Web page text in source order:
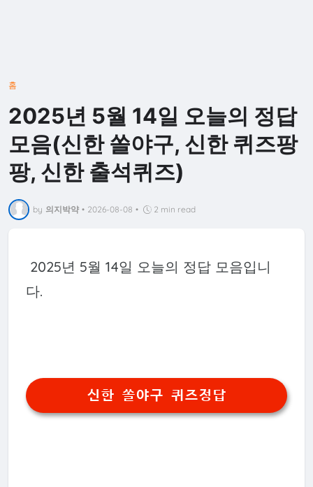
홈
2025년 5월 14일 오늘의 정답
모음(신한 쏠야구, 신한 퀴즈팡
팡, 신한 출석퀴즈)
by 의지박약 • 2026-08-08 • 2 min read
2025년 5월 14일 오늘의 정답 모음입니
다.
신한 쏠야구 퀴즈정답